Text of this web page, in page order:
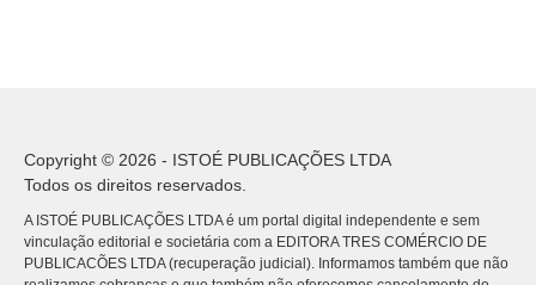
Copyright © 2026 - ISTOÉ PUBLICAÇÕES LTDA
Todos os direitos reservados.
A ISTOÉ PUBLICAÇÕES LTDA é um portal digital independente e sem
vinculação editorial e societária com a EDITORA TRES COMÉRCIO DE
PUBLICACÕES LTDA (recuperação judicial). Informamos também que não